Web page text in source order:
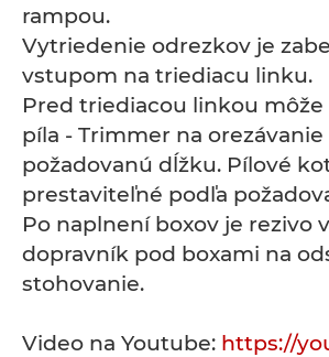
rampou.
Vytriedenie odrezkov je
vstupom na triediacu linku.
Pred triediacou linkou
píla - Trimmer na
požadovanú dĺžku. Pílové
prestaviteľné podľa
Po naplnení boxov je rezivo
dopravník pod boxami na
stohovanie.
Video na Youtube: https://